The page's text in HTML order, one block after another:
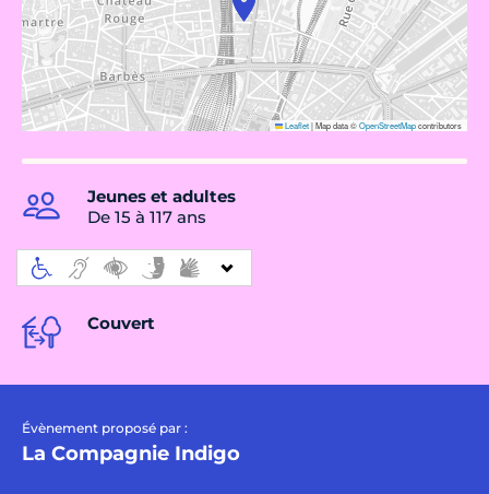
Leaflet|Map data ©OpenStreetMapcontributors
Jeunes et adultes
De 15 à 117 ans
Couvert
Évènement proposé par :
La Compagnie Indigo